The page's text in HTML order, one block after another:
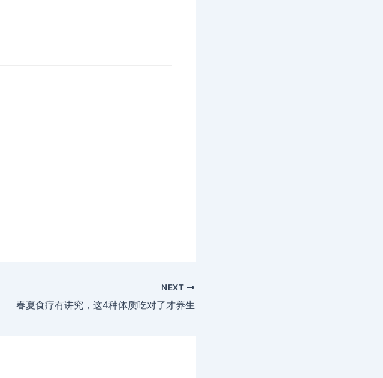
NEXT
春夏食疗有讲究，这4种体质吃对了才养生